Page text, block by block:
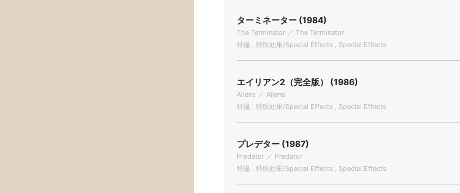
ターミネーター (1984)
The Terminator ／ The Terminator
特撮 , 特殊効果/Special Effects , Special Effects
エイリアン2（完全版） (1986)
Aliens ／ Aliens
特撮 , 特殊効果/Special Effects , Special Effects
プレデター (1987)
Predator ／ Predator
特撮 , 特殊効果/Special Effects , Special Effects